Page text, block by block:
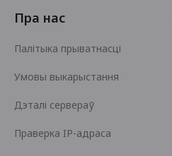
Пра нас
Палітыка прыватнасці
Умовы выкарыстання
Дэталі сервераў
Праверка IP-адраса